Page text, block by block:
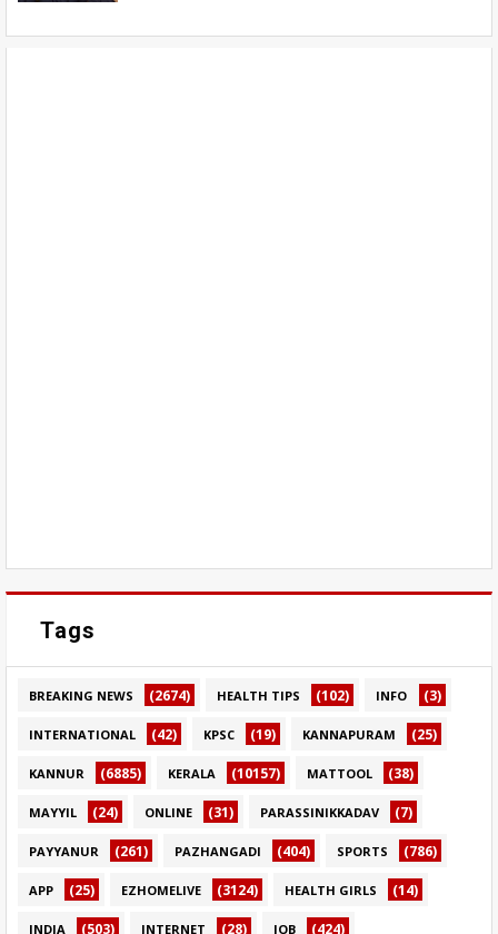
Tags
BREAKING NEWS (2674) HEALTH TIPS (102) INFO (3)
INTERNATIONAL (42) KPSC (19) KANNAPURAM (25)
KANNUR (6885) KERALA (10157) MATTOOL (38)
MAYYIL (24) ONLINE (31) PARASSINIKKADAV (7)
PAYYANUR (261) PAZHANGADI (404) SPORTS (786)
APP (25) EZHOMELIVE (3124) HEALTH GIRLS (14)
INDIA (503) INTERNET (28) JOB (424)